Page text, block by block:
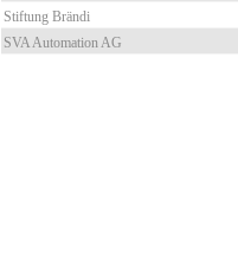
Stiftung Brändi
SVA Automation AG